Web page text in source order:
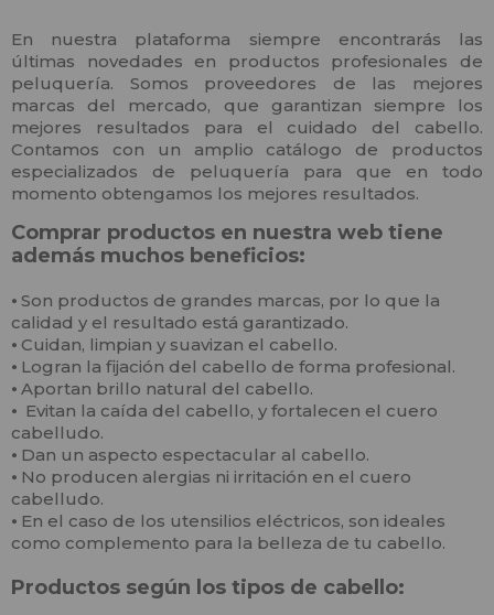
En nuestra plataforma siempre encontrarás las
últimas novedades en productos profesionales de
peluquería. Somos proveedores de las mejores
marcas del mercado, que garantizan siempre los
mejores resultados para el cuidado del cabello.
Contamos con un amplio catálogo de productos
especializados de peluquería para que en todo
momento obtengamos los mejores resultados.
Comprar productos en nuestra web tiene
además muchos beneficios:
⦁ Son productos de grandes marcas, por lo que la
calidad y el resultado está garantizado.
⦁ Cuidan, limpian y suavizan el cabello.
⦁ Logran la fijación del cabello de forma profesional.
⦁ Aportan brillo natural del cabello.
⦁ Evitan la caída del cabello, y fortalecen el cuero
cabelludo.
⦁ Dan un aspecto espectacular al cabello.
⦁ No producen alergias ni irritación en el cuero
cabelludo.
⦁ En el caso de los utensilios eléctricos, son ideales
como complemento para la belleza de tu cabello.
Productos según los tipos de cabello: